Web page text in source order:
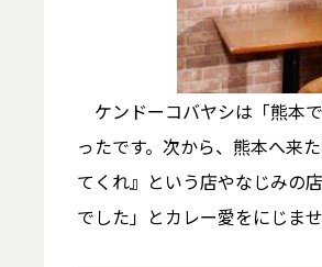
ケンドーコバヤシは「熊本
ったです。次から、熊本へ来
てくれ』という店やなじみ
でした」とカレー愛をにじま